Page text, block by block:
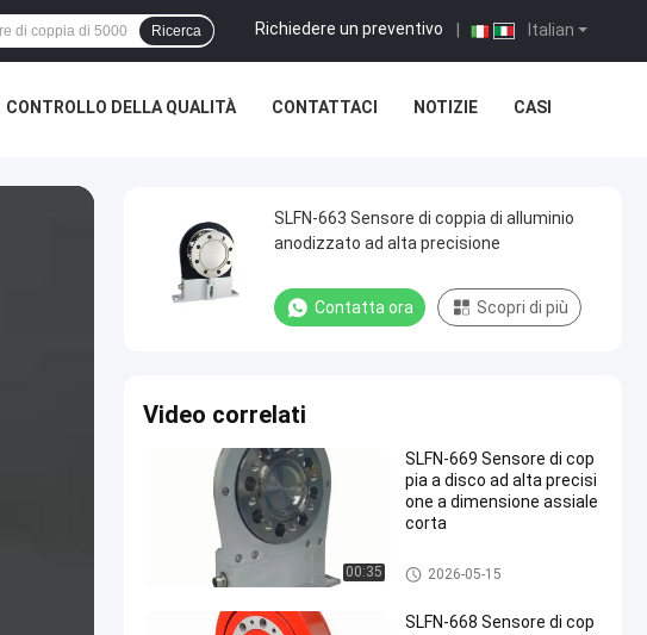
Italian
Richiedere un preventivo
Ricerca
CONTROLLO DELLA QUALITÀ CONTATTACI NOTIZIE CASI
SLFN-663 Sensore di coppia di alluminio
anodizzato ad alta precisione
Contatta ora Scopri di più
Video correlati
00:35
SLFN-669 Sensore di cop
pia a disco ad alta precisi
one a dimensione assiale
corta
Misuratore di coppia di digitale
ee
2026-05-15
SLFN-668 Sensore di cop